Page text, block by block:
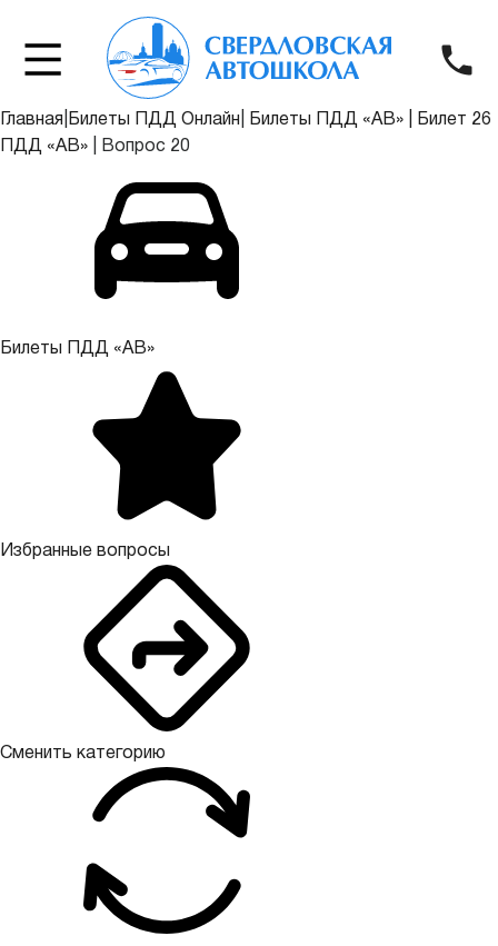
Главная Билеты ПДД Онлайн Билеты ПДД «АВ»
Билет 26
ПДД «АВ»
Вопрос 20
Билеты ПДД «АВ»
Избранные вопросы
Сменить категорию